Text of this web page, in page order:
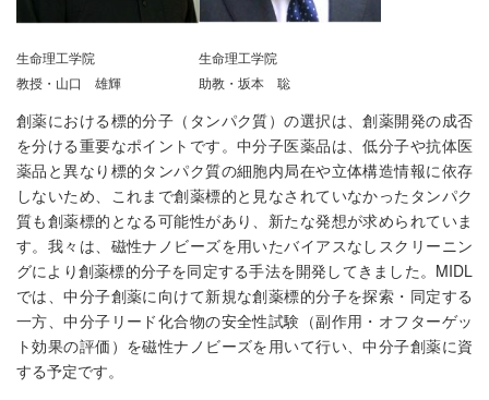
生命理工学院
教授・山口 雄輝
生命理工学院
助教・坂本 聡
創薬における標的分子（タンパク質）の選択は、創薬開発の成否
を分ける重要なポイントです。中分子医薬品は、低分子や抗体医
薬品と異なり標的タンパク質の細胞内局在や立体構造情報に依存
しないため、これまで創薬標的と見なされていなかったタンパク
質も創薬標的となる可能性があり、新たな発想が求められていま
す。我々は、磁性ナノビーズを用いたバイアスなしスクリーニン
グにより創薬標的分子を同定する手法を開発してきました。MIDL
では、中分子創薬に向けて新規な創薬標的分子を探索・同定する
一方、中分子リード化合物の安全性試験（副作用・オフターゲッ
ト効果の評価）を磁性ナノビーズを用いて行い、中分子創薬に資
する予定です。